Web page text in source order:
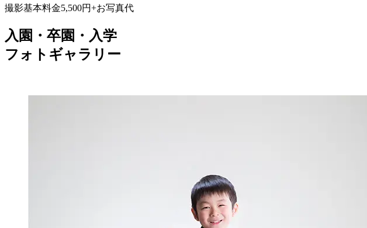
撮影基本料金5,500円+お写真代
入園・卒園・入学
フォトギャラリー